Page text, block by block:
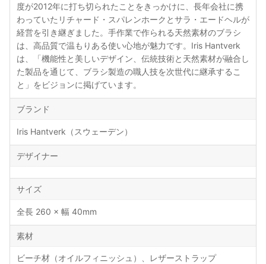
度が2012年に打ち切られたことをきっかけに、長年会社に携
わっていたリチャード・スパレンホークとサラ・エードヘルが
経営を引き継ぎました。手作業で作られる天然素材のブラシ
は、高品質で温もりある使い心地が魅力です。Iris Hantverk
は、「機能性と美しいデザイン、伝統技術と天然素材が融合し
た製品を通じて、ブラシ製造の職人技を次世代に継承するこ
と」をビジョンに掲げています。
ブランド
Iris Hantverk（スウェーデン）
デザイナー
サイズ
全長 260 × 幅 40mm
素材
ビーチ材（オイルフィニッシュ）、レザーストラップ